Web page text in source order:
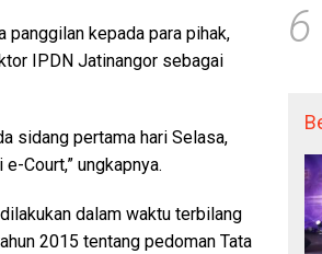
panggilan kepada para pihak,
IPDN Jatinangor sebagai
sidang pertama hari Selasa,
Court,” ungkapnya.
dalam waktu terbilang
2015 tentang pedoman Tata
6